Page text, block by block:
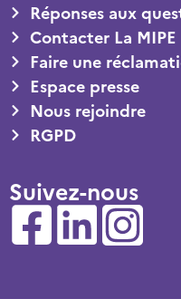
Réponses aux
Contacter La MIPE
Faire une
Espace presse
Nous rejoindre
RGPD
Suivez-nous